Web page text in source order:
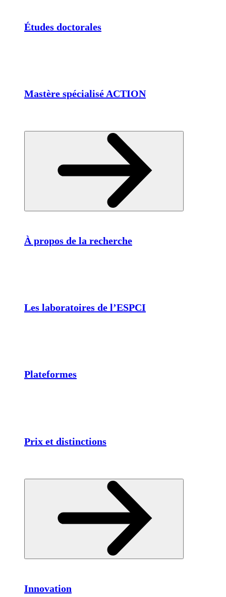
Études doctorales
Mastère spécialisé ACTION
À propos de la recherche
Les laboratoires de l’ESPCI
Plateformes
Prix et distinctions
Innovation